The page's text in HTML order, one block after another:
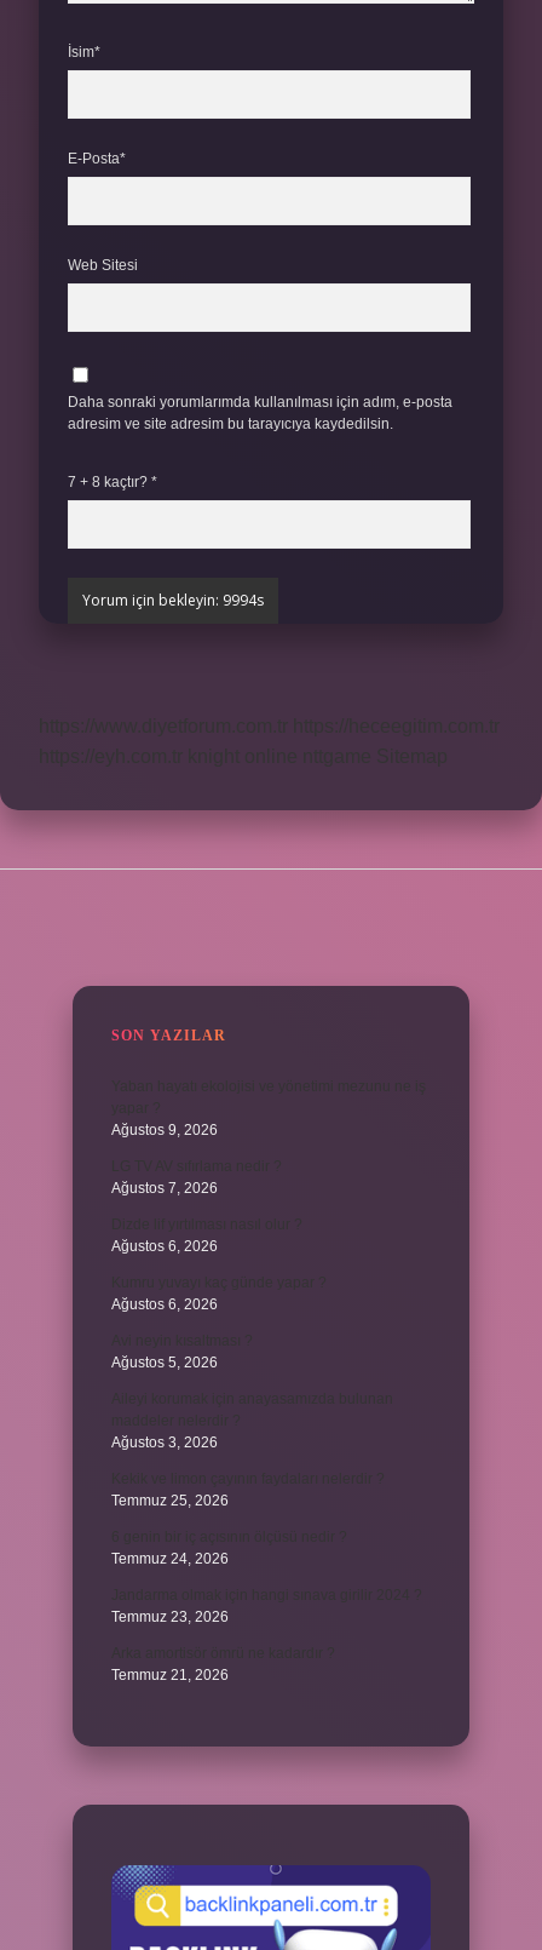
İsim*
E-Posta*
Web Sitesi
Daha sonraki yorumlarımda kullanılması için adım, e-posta
adresim ve site adresim bu tarayıcıya kaydedilsin.
7 + 8 kaçtır? *
SON YAZILAR
Ağustos 9, 2026
Ağustos 7, 2026
Ağustos 6, 2026
Ağustos 6, 2026
Ağustos 5, 2026
Ağustos 3, 2026
Temmuz 25, 2026
Temmuz 24, 2026
Temmuz 23, 2026
Temmuz 21, 2026